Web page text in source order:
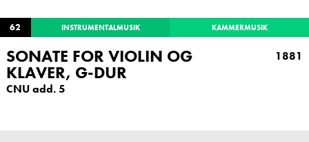
62 INSTRUMENTALMUSIK KAMMERMUSIK
SONATE FOR VIOLIN OG
KLAVER, G-DUR
CNU add. 5
1881